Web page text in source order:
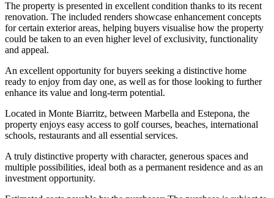
The property is presented in excellent condition thanks to its recent
renovation. The included renders showcase enhancement concepts
for certain exterior areas, helping buyers visualise how the property
could be taken to an even higher level of exclusivity, functionality
and appeal.
An excellent opportunity for buyers seeking a distinctive home
ready to enjoy from day one, as well as for those looking to further
enhance its value and long-term potential.
Located in Monte Biarritz, between Marbella and Estepona, the
property enjoys easy access to golf courses, beaches, international
schools, restaurants and all essential services.
A truly distinctive property with character, generous spaces and
multiple possibilities, ideal both as a permanent residence and as an
investment opportunity.